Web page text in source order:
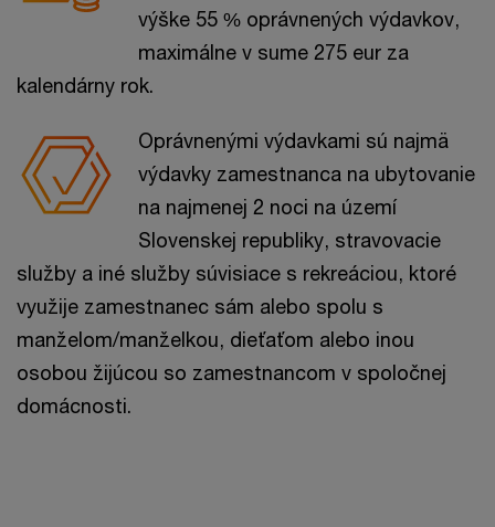
výške 55 % oprávnených výdavkov,
maximálne v sume 275 eur za
kalendárny rok.
Oprávnenými výdavkami sú najmä
výdavky zamestnanca na ubytovanie
na najmenej 2 noci na území
Slovenskej republiky, stravovacie
služby a iné služby súvisiace s rekreáciou, ktoré
využije zamestnanec sám alebo spolu s
manželom/manželkou, dieťaťom alebo inou
osobou žijúcou so zamestnancom v spoločnej
domácnosti.